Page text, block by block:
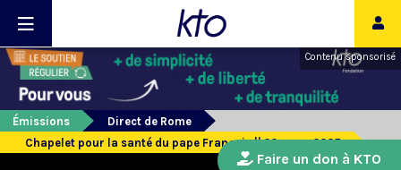
Contenu sponsorisé
Émissions
Direct de Rome
Chapelet pour la santé du pape François || 20 mars 2025
Faire un don à KTO